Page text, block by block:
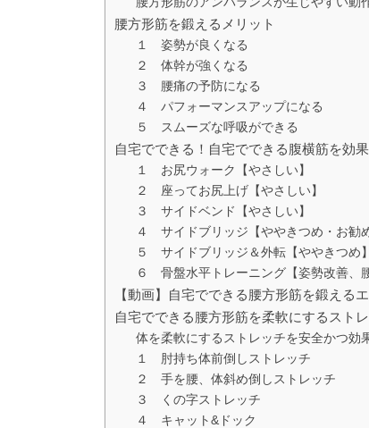
腰方形筋を鍛えるメリット
１ 姿勢が良くなる
２ 体幹が強くなる
３ 腰痛の予防になる
４ パフォーマンスアップになる
５ スムーズな呼吸ができる
自宅でできる！自宅でできる腹横筋を効
１ お尻ウォーク【やさしい】
２ 座ってお尻上げ【やさしい】
３ サイドベンド【やさしい】
４ サイドブリッジ【ややきつめ・お勧
５ サイドブリッジ＆外転【ややきつめ】
６ 骨盤水平トレーニング【姿勢改善、
【動画】自宅でできる腰方形筋を鍛える
自宅でできる腰方形筋を柔軟にするスト
体を柔軟にするストレッチを安全かつ効
１ 肘持ち体前倒しストレッチ
２ 手を腰、体斜め倒しストレッチ
３ くの字ストレッチ
４ キャット&ドック